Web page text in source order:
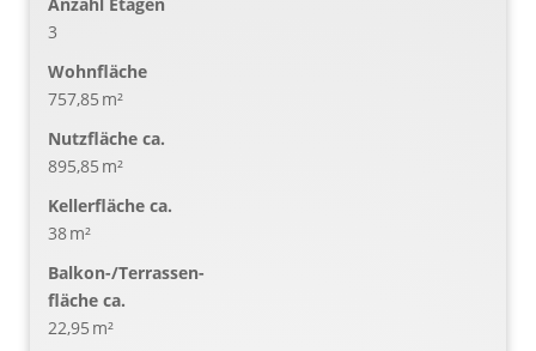
Anzahl Etagen
3
Wohnfläche
757,85 m²
Nutzfläche ca.
895,85 m²
Kellerfläche ca.
38 m²
Balkon-/Terrassen­
fläche ca.
22,95 m²